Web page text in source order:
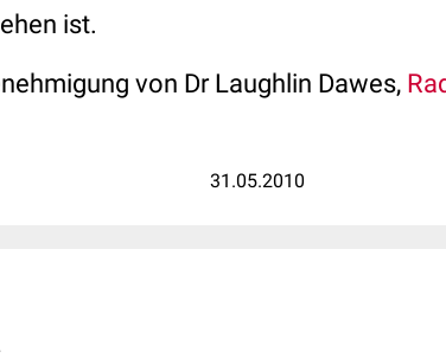
ist.
von Dr Laughlin Dawes,
31.05.2010